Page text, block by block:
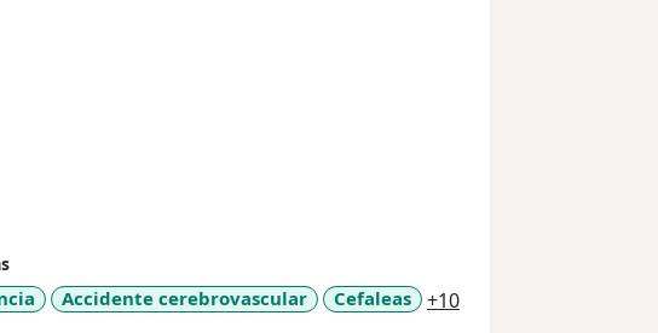
Accidente cerebrovascular Cefaleas +10